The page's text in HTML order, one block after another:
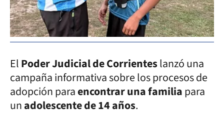
ElPoder Judicial de Corrienteslanzó una
campaña informativa sobre los procesos de
adopción paraencontrar una familiapara
unadolescente de 14 años.